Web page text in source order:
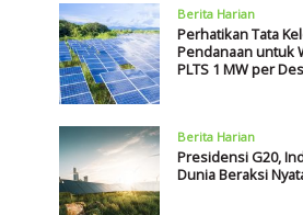
Berita Harian
Perhatikan Tata
Pendanaan untuk
PLTS 1 MW per
Berita Harian
Presidensi G20,
Dunia Beraksi